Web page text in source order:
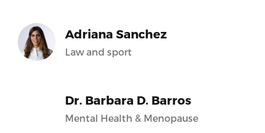
Adriana Sanchez
Law and sport
Dr. Barbara D. Barros
Mental Health & Menopause